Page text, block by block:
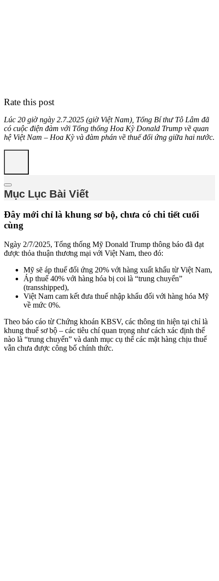
Rate this post
Lúc 20 giờ ngày 2.7.2025 (giờ Việt Nam), Tổng Bí thư Tô Lâm đã
có cuộc điện đàm với Tổng thống Hoa Kỳ Donald Trump về quan
hệ Việt Nam – Hoa Kỳ và đàm phán về thuế đối ứng giữa hai nước.
Mục Lục Bài Viết
Đây mới chỉ là khung sơ bộ, chưa có chi tiết cuối
cùng
Ngày 2/7/2025, Tổng thống Mỹ Donald Trump thông báo đã đạt
được thỏa thuận thương mại với Việt Nam, theo đó:
Mỹ sẽ áp thuế đối ứng 20% với hàng xuất khẩu từ Việt Nam,
Áp thuế 40% với hàng hóa bị coi là “trung chuyển”
(transshipped),
Việt Nam cam kết đưa thuế nhập khẩu đối với hàng hóa Mỹ
về mức 0%.
Theo báo cáo từ Chứng khoán KBSV, các thông tin hiện tại chỉ là
khung thuế sơ bộ – các tiêu chí quan trọng như cách xác định thế
nào là “trung chuyển” và danh mục cụ thể các mặt hàng chịu thuế
vẫn chưa được công bố chính thức.